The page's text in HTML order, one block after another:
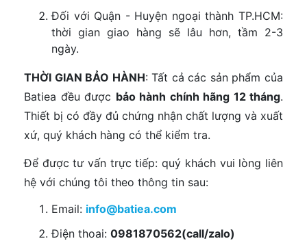
Đối với Quận - Huyện ngoại thành TP.HCM:
thời gian giao hàng sẽ lâu hơn, tầm 2-3
ngày.
THỜI GIAN BẢO HÀNH: Tất cả các sản phẩm của
Batiea đều được bảo hành chính hãng 12 tháng.
Thiết bị có đầy đủ chứng nhận chất lượng và xuất
xứ, quý khách hàng có thể kiểm tra.
Để được tư vấn trực tiếp: quý khách vui lòng liên
hệ với chúng tôi theo thông tin sau:
Email: info@batiea.com
Điện thoai: 0981870562(call/zalo)